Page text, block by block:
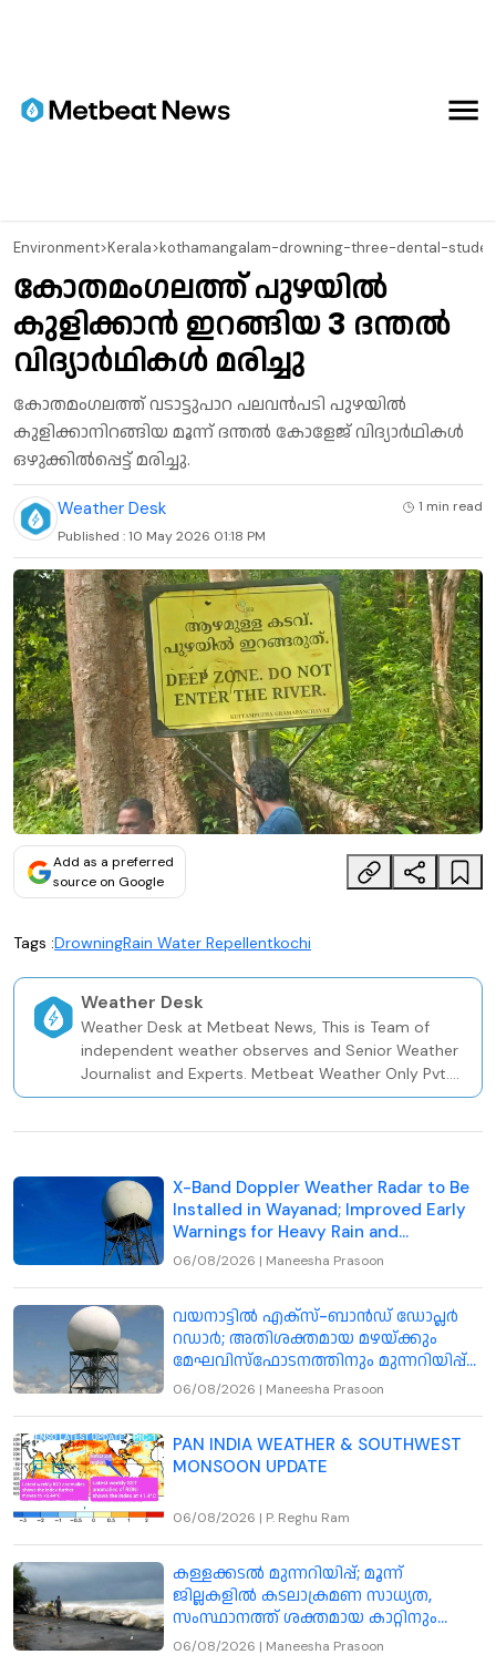
Environment>Kerala>kothamangalam-drowning-three-dental-
കോതമംഗലത്ത് പുഴയിൽ
കുളിക്കാൻ ഇറങ്ങിയ 3 ദന്തൽ
വിദ്യാർഥികൾ മരിച്ചു
കോതമംഗലത്ത് വടാട്ടുപാറ പലവൻപടി പുഴയിൽ
കുളിക്കാനിറങ്ങിയ മൂന്ന് ദന്തൽ കോളേജ് വിദ്യാർഥികൾ
ഒഴുക്കിൽപ്പെട്ട് മരിച്ചു.
Weather Desk 1 min read
Published :10 May 2026 01:18 PM
Add as a preferred
source on Google
Tags :DrowningRain Water Repellentkochi
Weather Desk
Weather Desk at Metbeat News, This is Team of
independent weather observes and Senior Weather
Journalist and Experts. Metbeat Weather Only Pvt.
Weather and Climate Risk Firm In Kerala Since 2020.
X-Band Doppler Weather Radar to Be
Installed in Wayanad; Improved Early
Warnings for Heavy Rain and
Cloudburst-Like Events
06/08/2026 | Maneesha Prasoon
വയനാട്ടിൽ എക്‌സ്-ബാൻഡ് ഡോപ്ലർ
റഡാർ; അതിശക്തമായ മഴയ്ക്കും
മേഘവിസ്ഫോടനത്തിനും മുന്നറിയിപ്പ്
നൽകും
06/08/2026 | Maneesha Prasoon
PAN INDIA WEATHER & SOUTHWEST
MONSOON UPDATE
06/08/2026 | P. Reghu Ram
കള്ളക്കടൽ മുന്നറിയിപ്പ്; മൂന്ന്
ജില്ലകളിൽ കടലാക്രമണ സാധ്യത,
സംസ്ഥാനത്ത് ശക്തമായ കാറ്റിനും
മുന്നറിയിപ്പ്
06/08/2026 | Maneesha Prasoon